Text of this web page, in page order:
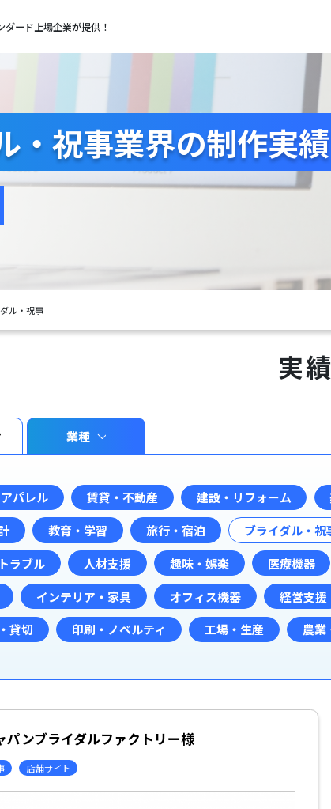
ダード上場企業が提供！
・祝事業界の制作実績
ル・祝事
実
業種
アパレル 賃貸・不動産 建設・リフォーム
教育・学習 旅行・宿泊 ブライダル・祝
ラブル
人材支援 趣味・娯楽 医療機器
インテリア・家具 オフィス機器 経営支援
貸切
印刷・ノベルティ 工場・生産 農業
パンブライダルファクトリー様
店舗サイト